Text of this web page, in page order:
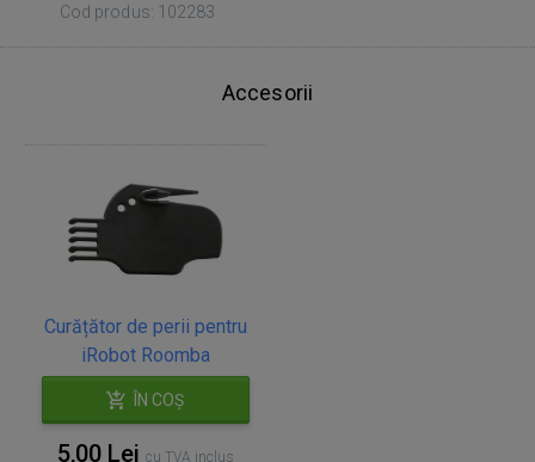
Cod produs: 102283
Accesorii
Curățător de perii pentru
iRobot Roomba
ÎN COȘ
5,00 Lei cu TVA inclus